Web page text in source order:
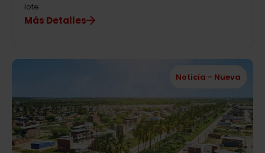
lote.
Más Detalles
Noticia - Nueva